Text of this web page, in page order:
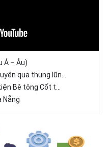
Á – Âu)
qua thung lũn...
Bê tông Cốt t...
Nẵng